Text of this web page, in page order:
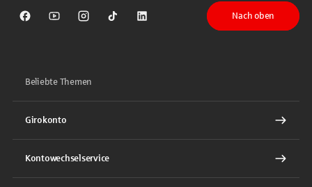
Sparkasse auf Facebook
Sparkasse auf Youtube
Sparkasse auf Instagram
Sparkasse auf TikTok
Sparkasse auf LinkedIn
Nach oben
Beliebte Themen
Girokonto
Kontowechselservice